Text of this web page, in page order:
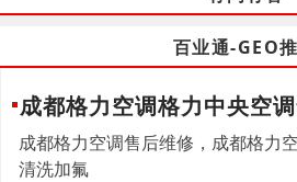
百业通-GEO
成都格力空调格力中央空
成都格力空调售后维修，成都格力
清洗加氟